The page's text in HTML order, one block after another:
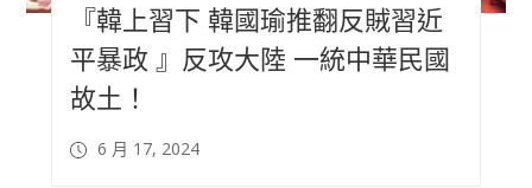
『韓上習下 韓國瑜推翻反賊習近
平暴政 』反攻大陸 一統中華民國
故土！
6 月 17, 2024